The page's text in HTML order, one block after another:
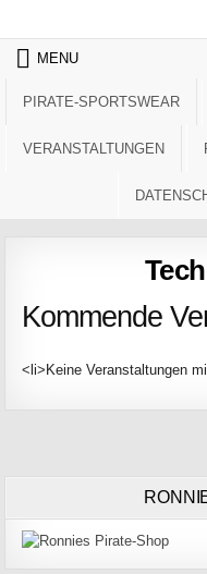
MENU
PIRATE-SPORTSWEAR
VERANSTALTUNGEN
Kommende
<li>Keine Veranstaltungen